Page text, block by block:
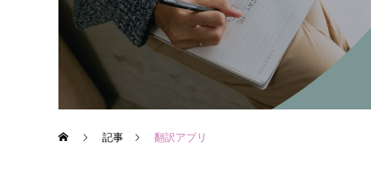
記事 翻訳アプリ